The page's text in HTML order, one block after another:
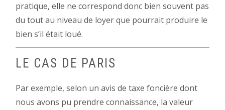
pratique, elle ne correspond donc bien souvent pas
du tout au niveau de loyer que pourrait produire le
bien s’il était loué.
LE CAS DE PARIS
Par exemple, selon un avis de taxe foncière dont
nous avons pu prendre connaissance, la valeur